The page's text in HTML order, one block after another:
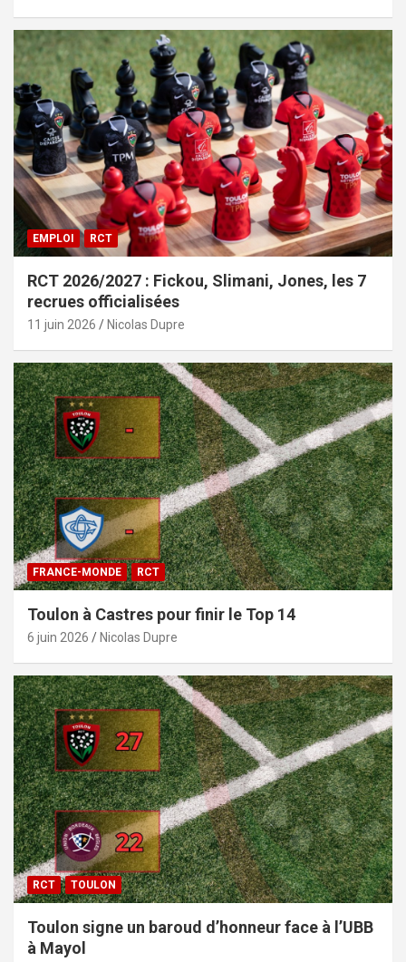
EMPLOI RCT
RCT 2026/2027 : Fickou, Slimani, Jones, les 7
recrues officialisées
11 juin 2026 Nicolas Dupre
FRANCE-MONDE RCT
Toulon à Castres pour finir le Top 14
6 juin 2026 Nicolas Dupre
RCT TOULON
Toulon signe un baroud d’honneur face à l’UBB
à Mayol